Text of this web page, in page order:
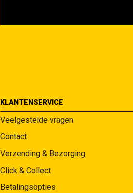
KLANTENSERVICE
Veelgestelde vragen
Contact
Verzending & Bezorging
Click & Collect
Betalingsopties